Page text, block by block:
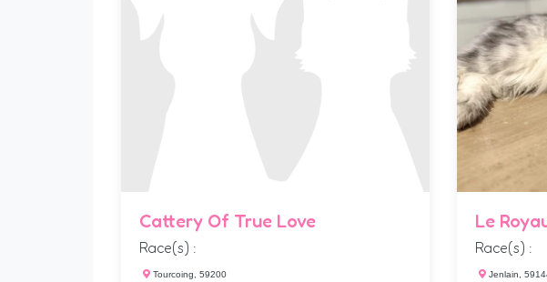
Cattery Of True Love
Race(s) :
Tourcoing, 59200
Le
Race(s) :
Jenlain,